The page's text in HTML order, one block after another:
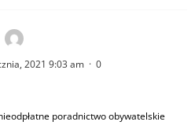
2021 9:03 am · 0
poradnictwo obywatelskie